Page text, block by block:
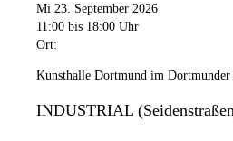
Mi 23. September 2026
11:00 bis 18:00 Uhr
Ort:
Kunsthalle Dortmund im
INDUSTRIAL